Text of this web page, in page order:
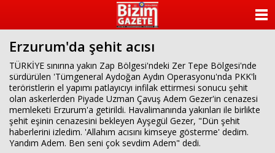
Erzurum'da şehit acısı
TÜRKİYE sınırına yakın Zap Bölgesi'ndeki Zer Tepe Bölgesi'nde
sürdürülen 'Tümgeneral Aydoğan Aydın Operasyonu'nda PKK'lı
teröristlerin el yapımı patlayıcıyı infilak ettirmesi sonucu şehit
olan askerlerden Piyade Uzman Çavuş Adem Gezer'in cenazesi
memleketi Erzurum'a getirildi. Havalimanında yakınları ile birlikte
şehit eşinin cenazesini bekleyen Ayşegül Gezer, "Dün şehit
haberlerini izledim. 'Allahım acısını kimseye gösterme' dedim.
Yandım Adem. Ben seni çok sevdim Adem" dedi.
YAZARLAR
ANKETLER
FOTO GALERİ